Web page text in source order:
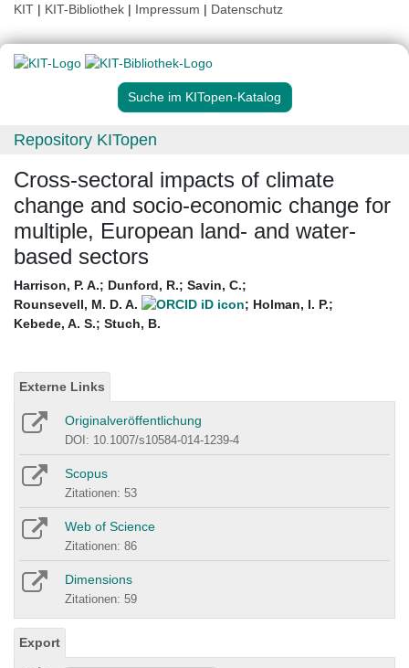
KIT | KIT-Bibliothek | Impressum | Datenschutz
Suche im KITopen-Katalog
Repository KITopen
Cross-sectoral impacts of climate
change and socio-economic change for
multiple, European land- and water-
based sectors
Harrison, P. A.; Dunford, R.; Savin, C.;
Rounsevell, M. D. A.
; Holman, I. P.;
Kebede, A. S.; Stuch, B.
Externe Links
Originalveröffentlichung
DOI: 10.1007/s10584-014-1239-4
Scopus
Zitationen: 53
Web of Science
Zitationen: 86
Dimensions
Zitationen: 59
Export